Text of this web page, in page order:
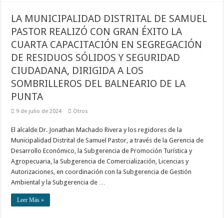
LA MUNICIPALIDAD DISTRITAL DE SAMUEL
PASTOR REALIZÓ CON GRAN ÉXITO LA
CUARTA CAPACITACIÓN EN SEGREGACIÓN
DE RESIDUOS SÓLIDOS Y SEGURIDAD
CIUDADANA, DIRIGIDA A LOS
SOMBRILLEROS DEL BALNEARIO DE LA
PUNTA
9 de julio de 2024 Otros
El alcalde Dr. Jonathan Machado Rivera y los regidores de la
Municipalidad Distrital de Samuel Pastor, a través de la Gerencia de
Desarrollo Económico, la Subgerencia de Promoción Turística y
Agropecuaria, la Subgerencia de Comercialización, Licencias y
Autorizaciones, en coordinación con la Subgerencia de Gestión
Ambiental y la Subgerencia de …
Leer Más »